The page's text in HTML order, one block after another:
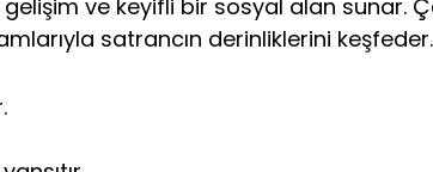
ve keyifli bir sosyal alan sunar.
satrancın derinliklerini keşfeder.